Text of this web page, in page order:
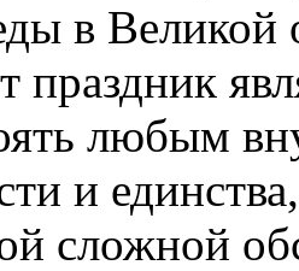
в Великой
праздник
любым
и
сложной